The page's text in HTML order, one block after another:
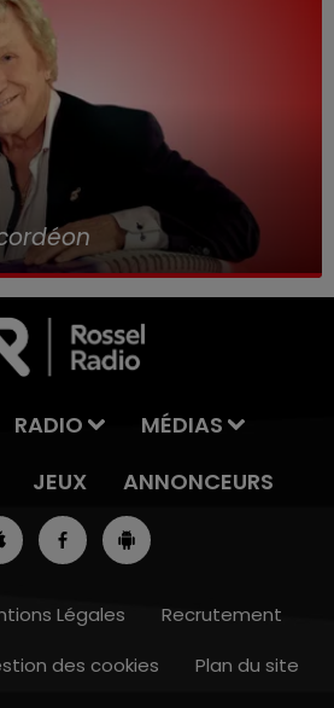
RADIO
MÉDIAS
JEUX ANNONCEURS
Légales
Recrutement
des cookies Plan du site